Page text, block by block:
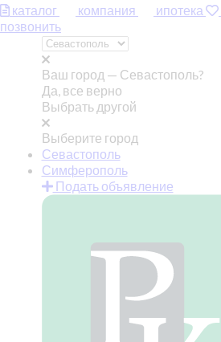
каталог компания ипотека
позвонить
Ваш город — Севастополь?
Да, все верно
Выбрать другой
Выберите город
Севастополь
Симферополь
Подать объявление